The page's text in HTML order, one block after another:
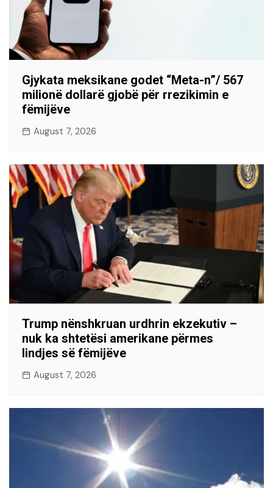
Gjykata meksikane godet “Meta-n”/ 567
milionë dollarë gjobë për rrezikimin e
fëmijëve
August 7, 2026
Trump nënshkruan urdhrin ekzekutiv –
nuk ka shtetësi amerikane përmes
lindjes së fëmijëve
August 7, 2026